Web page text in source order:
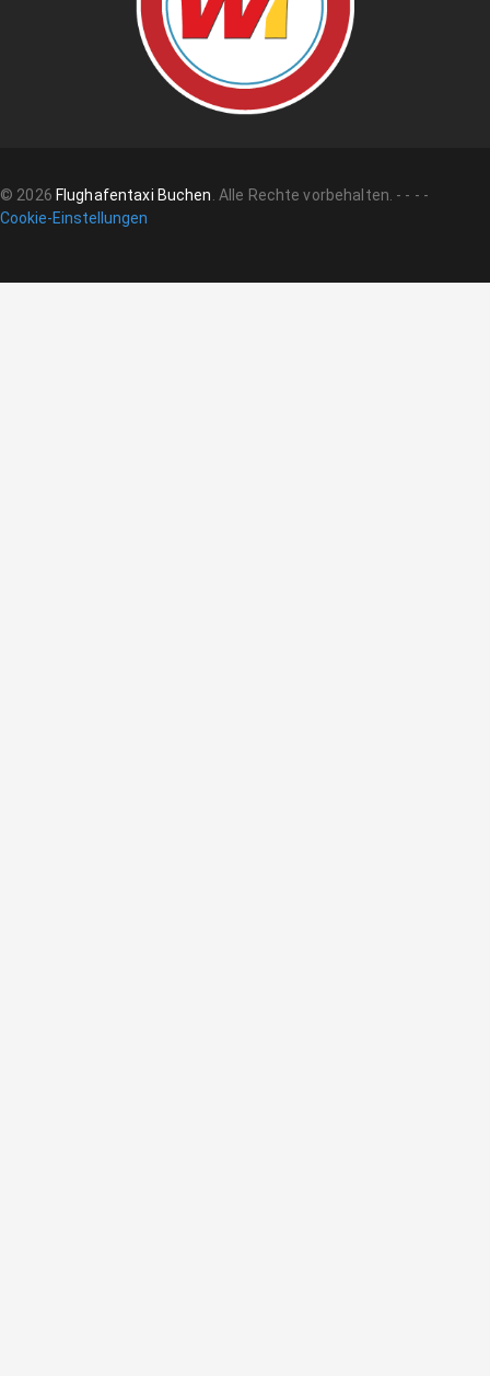
© 2026 Flughafentaxi Buchen. Alle Rechte vorbehalten. - - - -
Cookie-Einstellungen